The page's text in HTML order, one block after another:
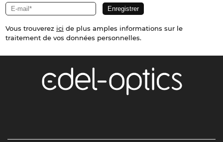
Vous trouverez ici de plus amples informations sur le
traitement de vos données personnelles.